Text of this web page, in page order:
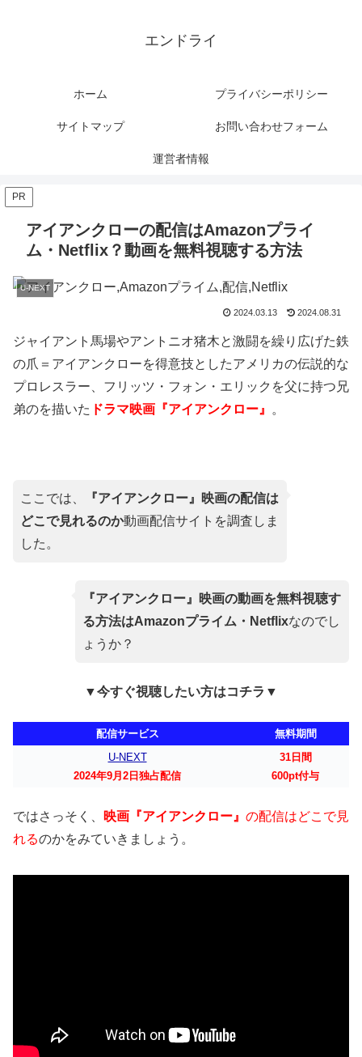
エンドライ
ホーム プライバシーポリシー
サイトマップ お問い合わせフォーム
運営者情報
PR
アイアンクローの配信はAmazonプライ
ム・Netflix？動画を無料視聴する方法
U-NEXT
2024.03.13 2024.08.31
ジャイアント馬場やアントニオ猪木と激闘を繰り広げた鉄
の爪＝アイアンクローを得意技としたアメリカの伝説的な
プロレスラー、フリッツ・フォン・エリックを父に持つ兄
弟のを描いた ドラマ映画『アイアンクロー』 。
ここでは、
『アイアンクロー』映画の配信は
どこで見れるのか動画配信サイトを調査しま
した。
『アイアンクロー』映画の動画を無料視聴す
る方法はAmazonプライム・Netflixなのでし
ょうか？
▼今すぐ視聴したい方はコチラ▼
配信サービス
無料期間
U-NEXT
2024年9月2日独占配信
31日間
600pt付与
ではさっそく、 映画『アイアンクロー』 の配信はどこで見
れるのかをみていきましょう。